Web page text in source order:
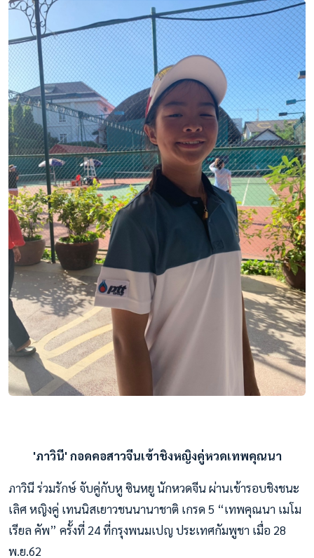
'ภาวินี' กอดคอสาวจีนเข้าชิงหญิงคู่หวดเทพคุณนา
ภาวินี ร่วมรักษ์ จับคู่กับหู ซินหยู นักหวดจีน ผ่านเข้ารอบชิงชนะ
เลิศ หญิงคู่ เทนนิสเยาวชนนานาชาติ เกรด 5 “เทพคุณนา เมโม
เรียล คัพ” ครั้งที่ 24 ที่กรุงพนมเปญ ประเทศกัมพูชา เมื่อ 28
พ.ย.62